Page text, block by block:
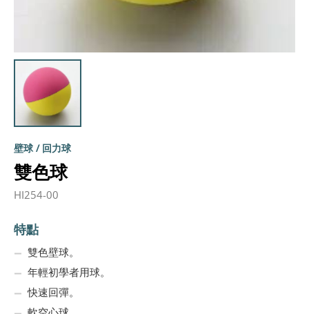
壁球 / 回力球
雙色球
HI254-00
特點
雙色壁球。
年輕初學者用球。
快速回彈。